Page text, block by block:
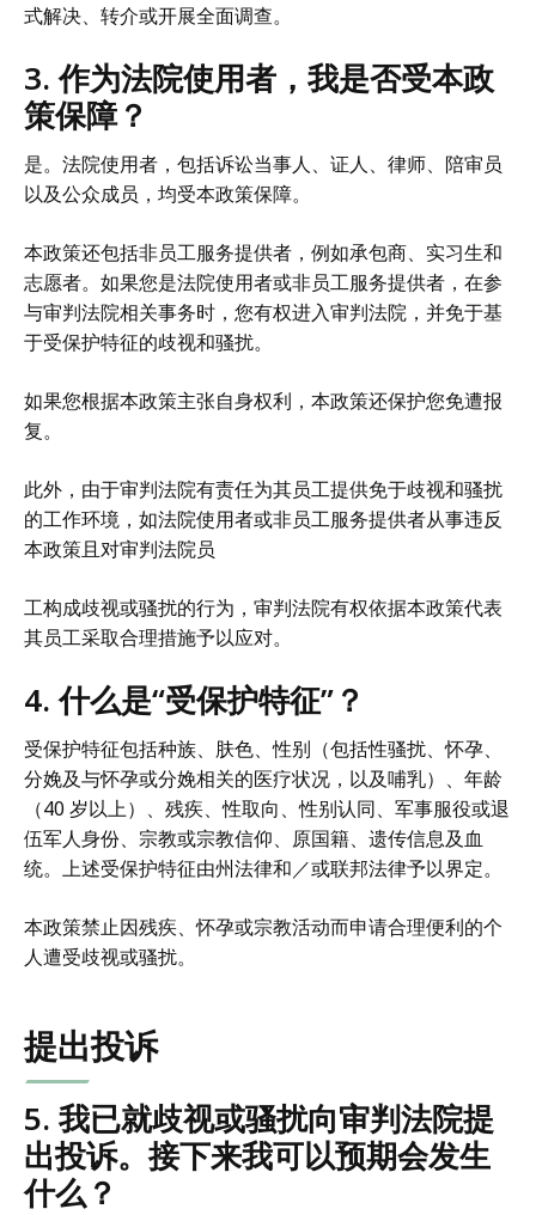
式解决、转介或开展全面调查。
3. 作为法院使用者，我是否受本政
策保障？
是。法院使用者，包括诉讼当事人、证人、律师、陪审员
以及公众成员，均受本政策保障。
本政策还包括非员工服务提供者，例如承包商、实习生和
志愿者。如果您是法院使用者或非员工服务提供者，在参
与审判法院相关事务时，您有权进入审判法院，并免于基
于受保护特征的歧视和骚扰。
如果您根据本政策主张自身权利，本政策还保护您免遭报
复。
此外，由于审判法院有责任为其员工提供免于歧视和骚扰
的工作环境，如法院使用者或非员工服务提供者从事违反
本政策且对审判法院员
工构成歧视或骚扰的行为，审判法院有权依据本政策代表
其员工采取合理措施予以应对。
4. 什么是“受保护特征”？
受保护特征包括种族、肤色、性别（包括性骚扰、怀孕、
分娩及与怀孕或分娩相关的医疗状况，以及哺乳）、年龄
（40 岁以上）、残疾、性取向、性别认同、军事服役或退
伍军人身份、宗教或宗教信仰、原国籍、遗传信息及血
统。上述受保护特征由州法律和／或联邦法律予以界定。
本政策禁止因残疾、怀孕或宗教活动而申请合理便利的个
人遭受歧视或骚扰。
提出投诉
5. 我已就歧视或骚扰向审判法院提
出投诉。接下来我可以预期会发生
什么？